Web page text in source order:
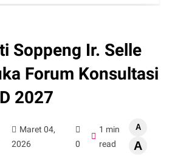
Soppeng Ir. Selle
Forum Konsultasi
2027
Maret 04,
2026
0
1 min
read
A
A